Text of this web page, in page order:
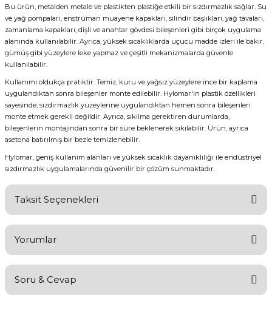
Bu ürün, metalden metale ve plastikten plastiğe etkili bir sızdırmazlık sağlar. Su
ve yağ pompaları, enstrüman muayene kapakları, silindir başlıkları, yağ tavaları,
zamanlama kapakları, dişli ve anahtar gövdesi bileşenleri gibi birçok uygulama
alanında kullanılabilir. Ayrıca, yüksek sıcaklıklarda uçucu madde izleri ile bakır,
gümüş gibi yüzeylere leke yapmaz ve çeşitli mekanizmalarda güvenle
kullanılabilir.
Kullanımı oldukça pratiktir. Temiz, kuru ve yağsız yüzeylere ince bir kaplama
uygulandıktan sonra bileşenler monte edilebilir. Hylomar'ın plastik özellikleri
sayesinde, sızdırmazlık yüzeylerine uygulandıktan hemen sonra bileşenleri
monte etmek gerekli değildir. Ayrıca, sıkılma gerektiren durumlarda,
bileşenlerin montajından sonra bir süre beklenerek sıkılabilir. Ürün, ayrıca
asetona batırılmış bir bezle temizlenebilir.
Hylomar, geniş kullanım alanları ve yüksek sıcaklık dayanıklılığı ile endüstriyel
sızdırmazlık uygulamalarında güvenilir bir çözüm sunmaktadır.
Taksit Seçenekleri
Yorumlar
Soru & Cevap